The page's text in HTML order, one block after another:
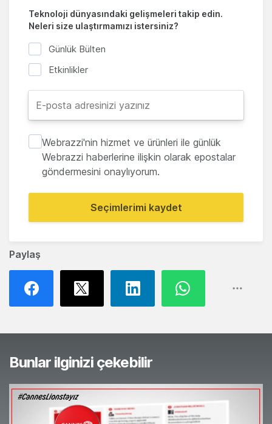
Paylaş
Teknoloji dünyasındaki gelişmeleri takip edin.
Neleri size ulaştırmamızı istersiniz?
Günlük Bülten
Etkinlikler
Webrazzi'nin hizmet ve ürünleri ile günlük
Webrazzi haberlerine ilişkin olarak epostalar
göndermesini onaylıyorum.
Seçimlerimi kaydet
Bunlar ilginizi çekebilir